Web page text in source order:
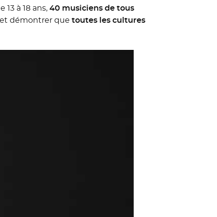
fenêtre
13 à 18 ans, 40 musiciens de tous
démontrer que toutes les cultures